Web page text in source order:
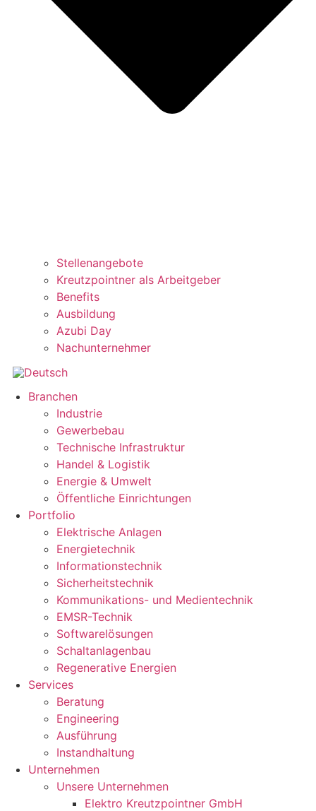
Stellenangebote
Kreutzpointner als Arbeitgeber
Benefits
Ausbildung
Azubi Day
Nachunternehmer
FlyoutBranchen
Industrie
Gewerbebau
Technische Infrastruktur
Handel & Logistik
Energie & Umwelt
Öffentliche Einrichtungen
Portfolio
Elektrische Anlagen
Energietechnik
Informationstechnik
Sicherheitstechnik
Kommunikations- und Medientechnik
EMSR-Technik
Softwarelösungen
Schaltanlagenbau
Regenerative Energien
Services
Beratung
Engineering
Ausführung
Instandhaltung
Unternehmen
Unsere Unternehmen
Elektro Kreutzpointner GmbH